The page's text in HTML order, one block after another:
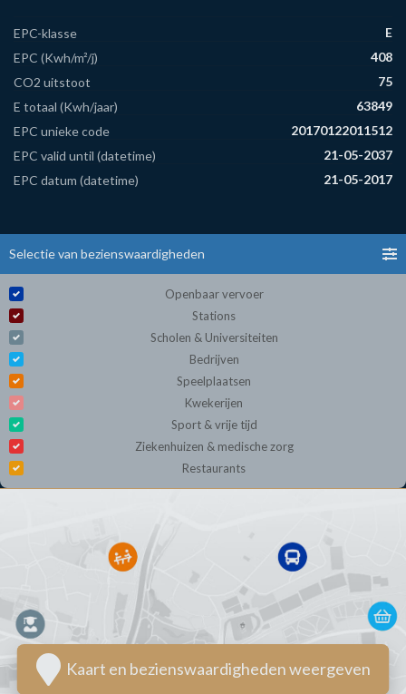
EPC-klasse
E
EPC (Kwh/m²/j)
408
CO2 uitstoot
75
E totaal (Kwh/jaar)
63849
EPC unieke code
20170122011512
EPC valid until (datetime)
21-05-2037
EPC datum (datetime)
21-05-2017
Selectie van bezienswaardigheden
Openbaar vervoer
Stations
Scholen & Universiteiten
Bedrijven
Speelplaatsen
Kwekerijen
Sport & vrije tijd
Ziekenhuizen & medische zorg
Restaurants
Kaart en bezienswaardigheden weergeven